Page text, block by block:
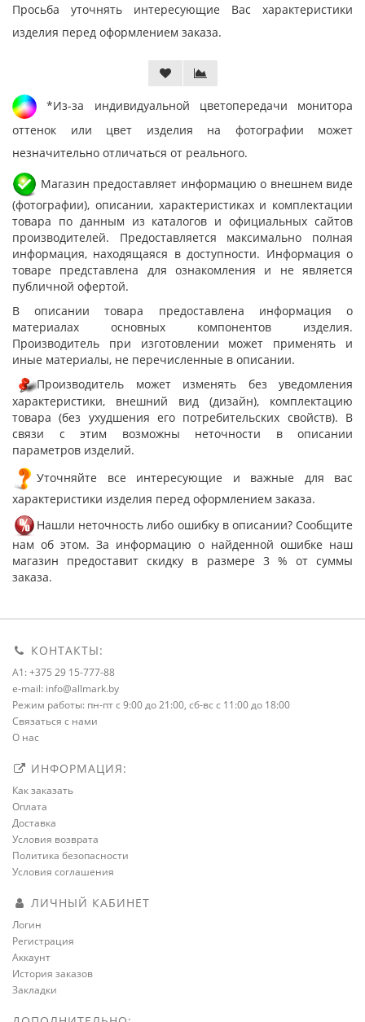
Просьба уточнять интересующие Вас характеристики
изделия перед оформлением заказа.
*Из-за индивидуальной цветопередачи монитора
оттенок или цвет изделия на фотографии может
незначительно отличаться от реального.
Магазин предоставляет информацию о внешнем виде
(фотографии), описании, характеристиках и комплектации
товара по данным из каталогов и официальных сайтов
производителей. Предоставляется максимально полная
информация, находящаяся в доступности. Информация о
товаре представлена для ознакомления и не является
публичной офертой.
В описании товара предоставлена информация о
материалах основных компонентов изделия.
Производитель при изготовлении может применять и
иные материалы, не перечисленные в описании.
Производитель может изменять без уведомления
характеристики, внешний вид (дизайн), комплектацию
товара (без ухудшения его потребительских свойств). В
связи с этим возможны неточности в описании
параметров изделий.
Уточняйте все интересующие и важные для вас
характеристики изделия перед оформлением заказа.
Нашли неточность либо ошибку в описании? Сообщите
нам об этом. За информацию о найденной ошибке наш
магазин предоставит скидку в размере 3 % от суммы
заказа.
КОНТАКТЫ:
A1: +375 29 15-777-88
e-mail: info@allmark.by
Режим работы: пн-пт с 9:00 до 21:00, сб-вс с 11:00 до 18:00
Связаться с нами
О нас
ИНФОРМАЦИЯ:
Как заказать
Оплата
Доставка
Условия возврата
Политика безопасности
Условия соглашения
ЛИЧНЫЙ КАБИНЕТ
Логин
Регистрация
Аккаунт
История заказов
Закладки